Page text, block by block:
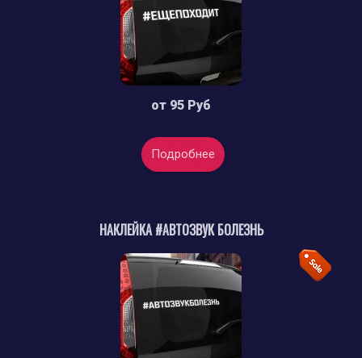
от 95 Руб
Подробнее
НАКЛЕЙКА #АВТОЗВУК БОЛЕЗНЬ